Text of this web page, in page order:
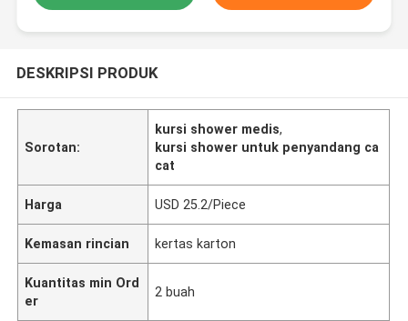
DESKRIPSI PRODUK
Sorotan:
kursi shower medis,
kursi shower untuk penyandang ca
cat
Harga USD 25.2/Piece
Kemasan rincian kertas karton
Kuantitas min Ord
er
2 buah